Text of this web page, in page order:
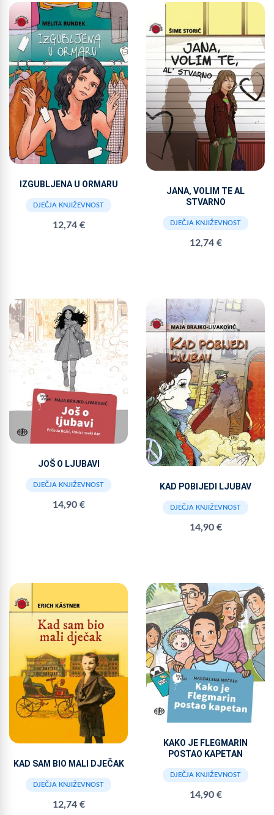
IZGUBLJENA U ORMARU
DJEČJA KNJIŽEVNOST
12,74 €
JANA, VOLIM TE AL
STVARNO
DJEČJA KNJIŽEVNOST
12,74 €
JOŠ O LJUBAVI
DJEČJA KNJIŽEVNOST
14,90 €
KAD POBIJEDI LJUBAV
DJEČJA KNJIŽEVNOST
14,90 €
KAD SAM BIO MALI DJEČAK
DJEČJA KNJIŽEVNOST
12,74 €
KAKO JE FLEGMARIN
POSTAO KAPETAN
DJEČJA KNJIŽEVNOST
14,90 €